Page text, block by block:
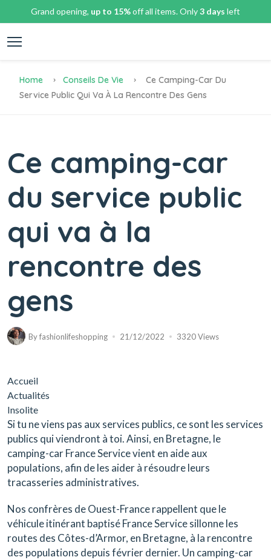
Grand opening, up to 15%off all items. Only3 days left
Home Conseils De Vie
Ce Camping-Car Du
Service Public Qui Va À La Rencontre Des Gens
Ce camping-car
du service public
qui va à la
rencontre des
gens
Byfashionlifeshopping 21/12/2022 3320 Views
Accueil
Actualités
Insolite
Si tu ne viens pas aux services publics, ce sont les services
publics qui viendront à toi. Ainsi, en Bretagne, le
camping-car France Service vient en aide aux
populations, afin de les aider à résoudre leurs
tracasseries administratives.
Nos confrères de Ouest-France rappellent que le
véhicule itinérant baptisé France Service sillonne les
routes des Côtes-d’Armor, en Bretagne, à la rencontre
des populations depuis février dernier. Un camping-car